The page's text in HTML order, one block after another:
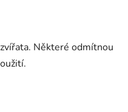
Některé odmítnou